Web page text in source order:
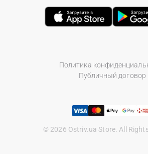
Политика
Публичный договор
© 2026 Ostriv.ua Store. All Rights